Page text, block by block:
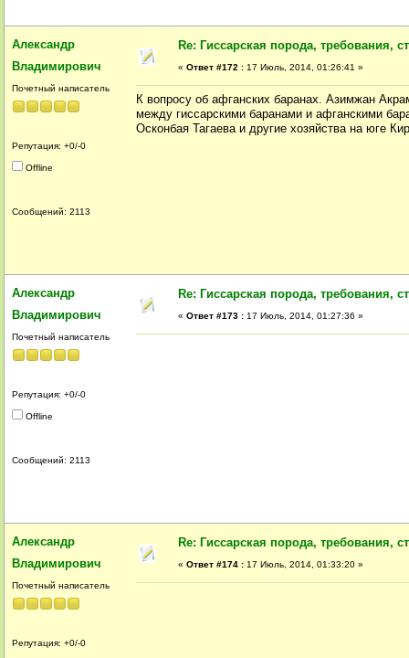
Александр
Владимирович
Почетный написатель
Репутация: +0/-0
Offline
Сообщений: 2113
Re: Гиссарская порода, требования,
« Ответ #172 : 17 Июль, 2014, 01:26:41 »
К вопросу об афганских баранах. Азимжан
между гиссарскими баранами и афганскими
Осконбая Тагаева и другие хозяйства на юге
Александр
Владимирович
Почетный написатель
Репутация: +0/-0
Offline
Сообщений: 2113
Re: Гиссарская порода, требования,
« Ответ #173 : 17 Июль, 2014, 01:27:36 »
Александр
Владимирович
Почетный написатель
Репутация: +0/-0
Re: Гиссарская порода, требования,
« Ответ #174 : 17 Июль, 2014, 01:33:20 »